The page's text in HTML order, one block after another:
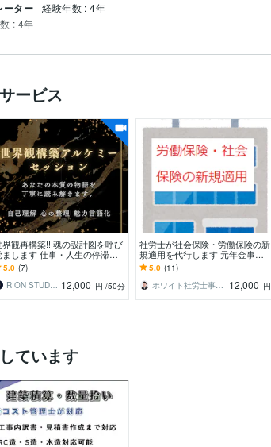
ーター 経験年数 : 4年
: 4年
ービス
界観再構築!! 魂の設計図を呼び
まします 仕事・人生の停滞を
る！！アナタ本来の設計図ヲ紐
く
5.0 (7)
RION STUDIO 12,000 円 /50分
社労士が社会保険・労働保険の新
規適用を代行します 元年金事務
所職員です！手続は経験豊富な社
労士にお任せください
5.0 (11)
ホワイト社労士事務所
12,000 円
ています